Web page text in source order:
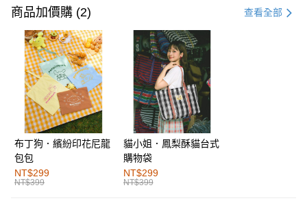
信用卡一次付款
購物金
超商取貨付款
LINE Pay
街口支付
運送方式
全家取貨付款
每筆NT$60，滿NT$1,000(含以上)免運費
商品加價購 (2) 查看全部
布丁狗．繽紛印花尼龍
包包
NT$299
NT$399
貓小姐．鳳梨酥貓台式
購物袋
NT$299
NT$399